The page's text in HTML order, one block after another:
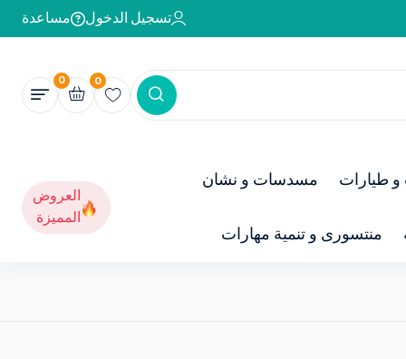
تسجيل الدخول مساعدة
0
0
و طيارات مسدسات و نشان
منتسورى و تنمية مهارات
العروض
المميزة